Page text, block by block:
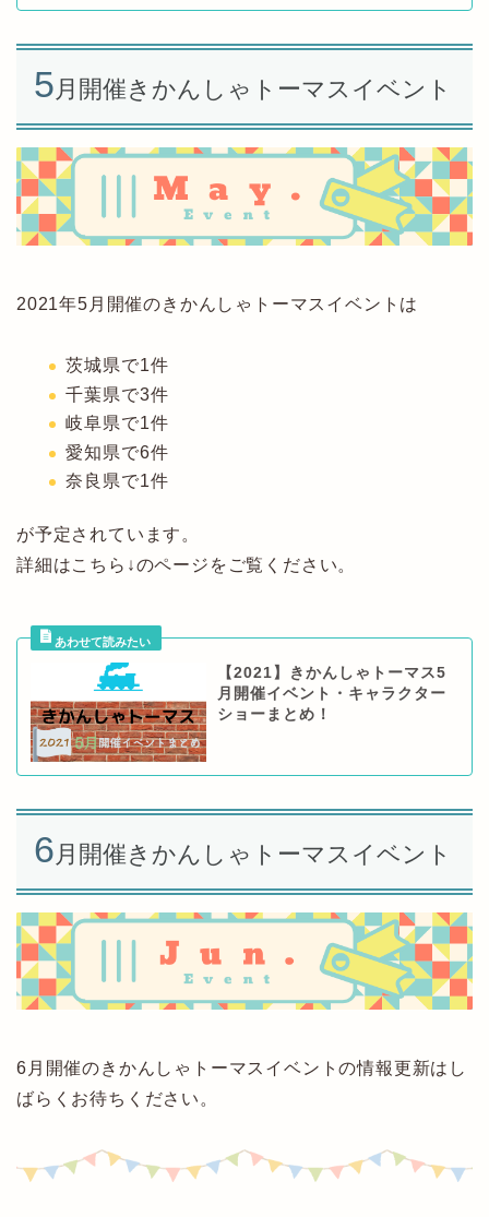
5 月開催きかんしゃトーマスイベント
2021年5月開催のきかんしゃトーマスイベントは
茨城県で1件
千葉県で3件
岐阜県で1件
愛知県で6件
奈良県で1件
が予定されています。
詳細はこちら↓のページをご覧ください。
【2021】きかんしゃトーマス5
月開催イベント・キャラクター
ショーまとめ！
6 月開催きかんしゃトーマスイベント
6月開催のきかんしゃトーマスイベントの情報更新はし
ばらくお待ちください。